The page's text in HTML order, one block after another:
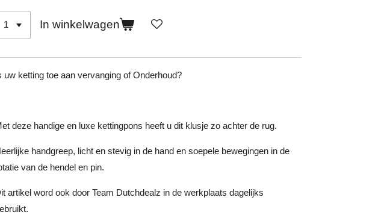
In winkelwagen
uw ketting toe aan vervanging of Onderhoud?
deze handige en luxe kettingpons heeft u dit klusje zo achter de rug.
handgreep, licht en stevig in de hand en soepele bewegingen in de
van de hendel en pin.
artikel word ook door Team Dutchdealz in de werkplaats dagelijks